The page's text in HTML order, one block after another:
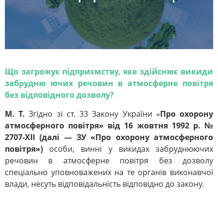
Що загрожує підприємству, яке здійснює викиди
забрудню ючих речовин в атмосферне повітря
без відповідного дозволу?
М. Т. Згідно зі ст. 33 Закону України «Про охорону
атмосферного повітря» від 16 жовтня 1992 р. №
2707-XII (далі — ЗУ «Про охорону атмосферного
повітря») особи, винні у викидах забруднюючих
речовин в атмосферне повітря без дозволу
спеціально уповноважених на те органів виконавчої
влади, несуть відповідальність відповідно до закону.